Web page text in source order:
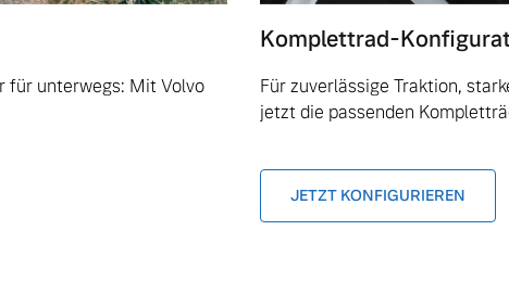
für unterwegs: Mit Volvo
Komplettrad-
Für zuverlässige Traktion,
jetzt die passenden
JETZT KONFIGURIEREN